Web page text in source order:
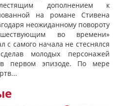
дополнением к
на романе Стивена
неожиданному повороту
во времени»
с самого начала не стеснялся
молодых персонажей
первом эпизоде. По мере